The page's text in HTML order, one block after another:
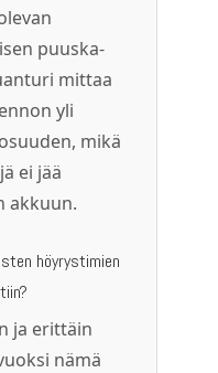
puuska-
mittaa
yli
mikä
ei jää
akkuun.
höyrystimien
ja erittäin
nämä